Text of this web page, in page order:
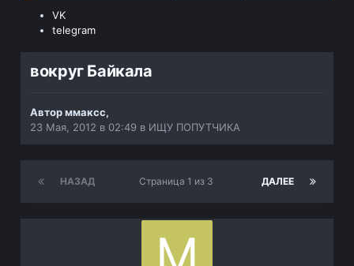
VK
telegram
вокруг Байкала
Авторммаксс,
23 Мая, 2012 в 02:49 в ИЩУ ПОПУТЧИКА
НАЗАД ДАЛЕЕ
Страница 1 из 3